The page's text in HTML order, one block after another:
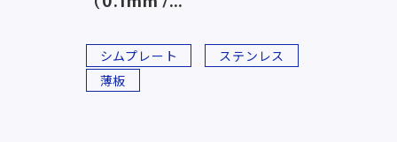
シムプレート
ステンレス
薄板